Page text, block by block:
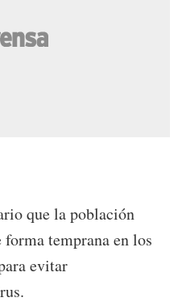
que la población
temprana en los
evitar